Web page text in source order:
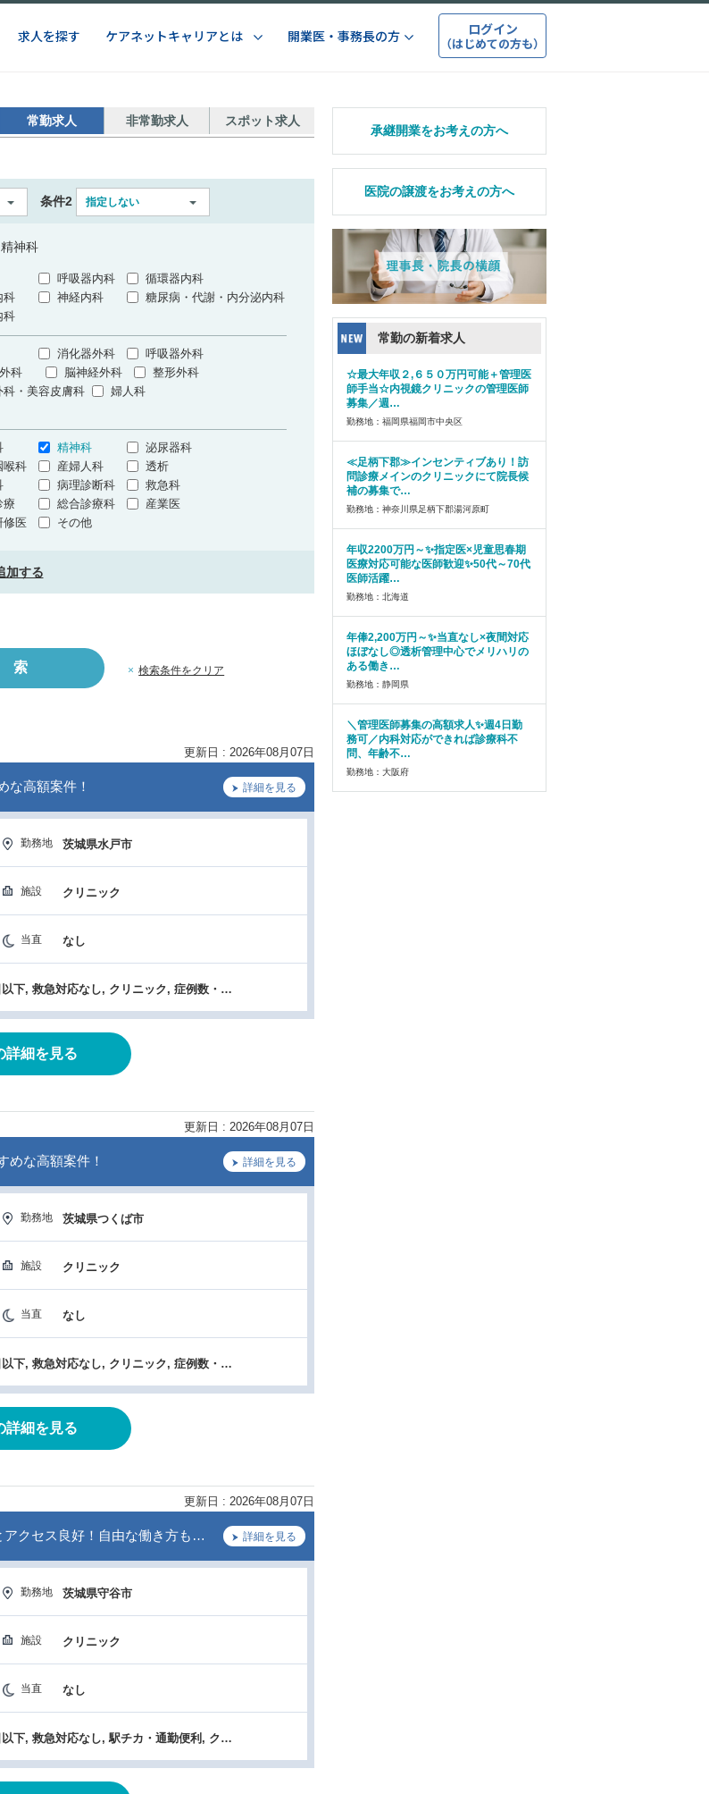
求人を探す ケアネットキャリアとは 開業医・事務長の方 ログイン
（はじめての方も）
常勤求人 非常勤求人 スポット求人
条件2 指定しない
精神科
呼吸器内科
循環器内科
科 神経内科
糖尿病・代謝・内分泌内科
科
消化器外科
呼吸器外科
科 脳神経外科
整形外科
科・美容皮膚科
婦人科
精神科
泌尿器科
喉科 産婦人科
透析
病理診断科
救急科
療 総合診療科
産業医
修医 その他
加する
× 検索条件をクリア
更新日 : 2026年08月07日
な高額案件！ 詳細を見る
勤務地 茨城県水戸市
施設 クリニック
当直 なし
高額年収（1800万円以上）, 当直なし, 勤務週4日以下, 救急対応なし, クリニック, 症例数・手術件数が多い, 研究支援（学会費補助）, 残業なし, 新規開設・築浅
詳細を見る
更新日 : 2026年08月07日
めな高額案件！ 詳細を見る
勤務地 茨城県つくば市
施設 クリニック
当直 なし
高額年収（1800万円以上）, 当直なし, 勤務週4日以下, 救急対応なし, クリニック, 症例数・手術件数が多い, 研究支援（学会費補助）, 残業なし, 新規開設・築浅
詳細を見る
更新日 : 2026年08月07日
アクセス良好！自由な働き方も… 詳細を見る
勤務地 茨城県守谷市
施設 クリニック
当直 なし
高額年収（1800万円以上）, 当直なし, 勤務週4日以下, 救急対応なし, 駅チカ・通勤便利, クリニック, 研究支援（学会費補助）, 残業なし, 新規開設・築浅
承継開業をお考えの方へ
医院の譲渡をお考えの方へ
常勤の新着求人
☆最大年収２,６５０万円可能＋管理医
師手当☆内視鏡クリニックの管理医師
募集／週…
勤務地：福岡県福岡市中央区
≪足柄下郡≫インセンティブあり！訪
問診療メインのクリニックにて院長候
補の募集で…
勤務地：神奈川県足柄下郡湯河原町
年収2200万円～✨指定医×児童思春期
医療対応可能な医師歓迎✨50代～70代
医師活躍…
勤務地：北海道
年俸2,200万円～✨当直なし×夜間対応
ほぼなし◎透析管理中心でメリハリの
ある働き…
勤務地：静岡県
＼管理医師募集の高額求人✨週4日勤
務可／内科対応ができれば診療科不
問、年齢不…
勤務地：大阪府